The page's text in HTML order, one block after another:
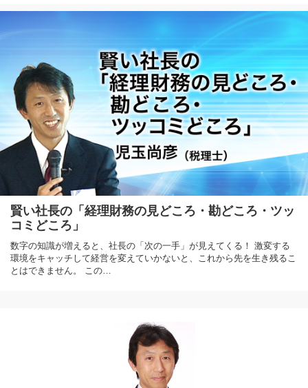
賢い社長の「経理財務の見どころ・勘どころ・ツッ
コミどころ」
数字の知識が増えると、社長の「次の一手」が見えてくる！ 激変する
環境をキャッチして経営を変えていかないと、これから先を生き残るこ
とはできません。 この…